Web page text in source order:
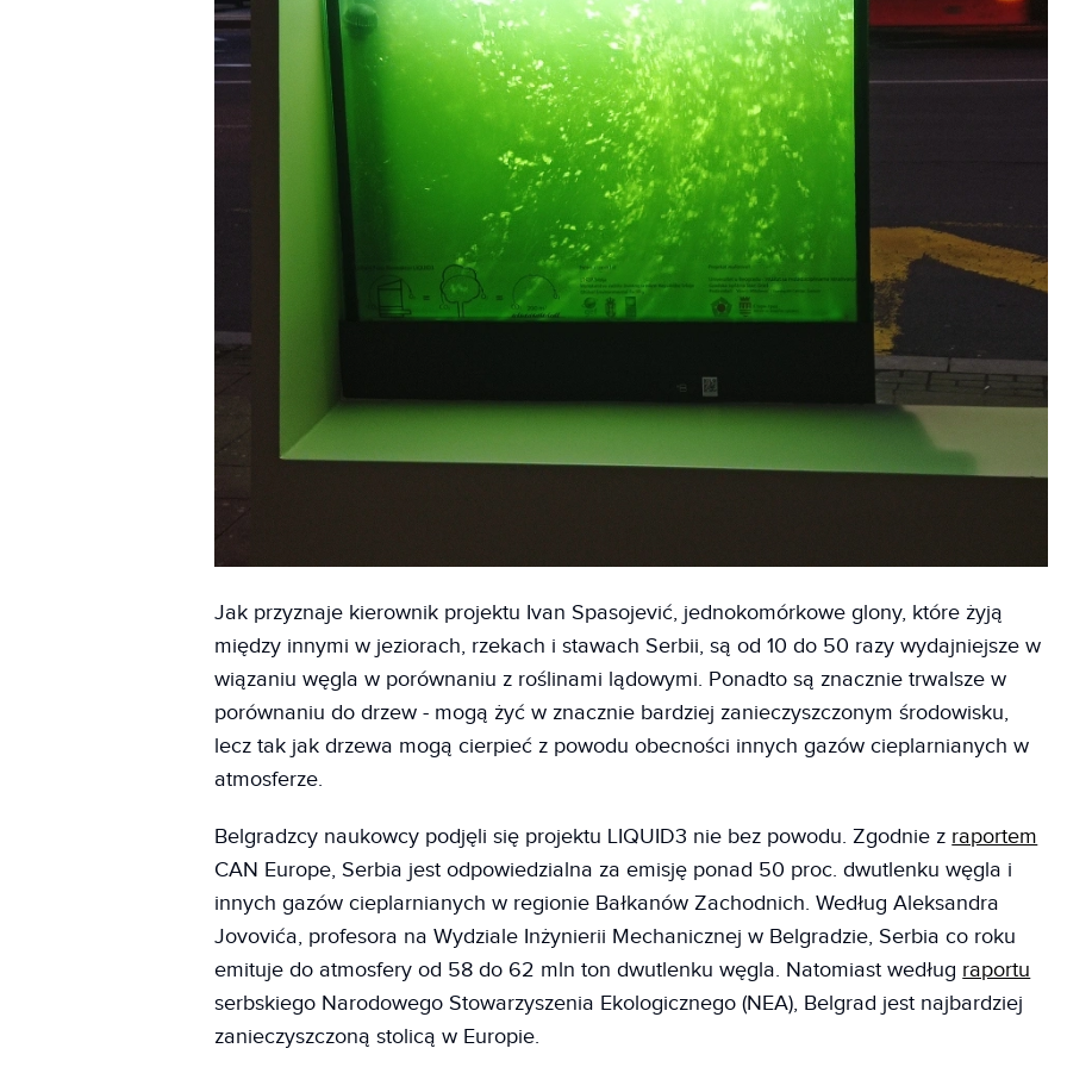
Jak przyznaje kierownik projektu Ivan Spasojević, jednokomórkowe glony, które żyją
między innymi w jeziorach, rzekach i stawach Serbii, są od 10 do 50 razy wydajniejsze w
wiązaniu węgla w porównaniu z roślinami lądowymi. Ponadto są znacznie trwalsze w
porównaniu do drzew - mogą żyć w znacznie bardziej zanieczyszczonym środowisku,
lecz tak jak drzewa mogą cierpieć z powodu obecności innych gazów cieplarnianych w
atmosferze.
Belgradzcy naukowcy podjęli się projektu LIQUID3 nie bez powodu. Zgodnie z raportem
CAN Europe, Serbia jest odpowiedzialna za emisję ponad 50 proc. dwutlenku węgla i
innych gazów cieplarnianych w regionie Bałkanów Zachodnich. Według Aleksandra
Jovovića, profesora na Wydziale Inżynierii Mechanicznej w Belgradzie, Serbia co roku
emituje do atmosfery od 58 do 62 mln ton dwutlenku węgla. Natomiast według raportu
serbskiego Narodowego Stowarzyszenia Ekologicznego (NEA), Belgrad jest najbardziej
zanieczyszczoną stolicą w Europie.